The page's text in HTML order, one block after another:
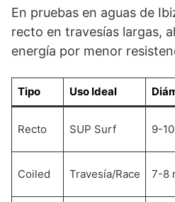
En pruebas en aguas de
recto en travesías largas,
energía por menor
Tipo Uso Ideal
Recto SUP Surf 9-
Coiled Travesía/Race 7-8